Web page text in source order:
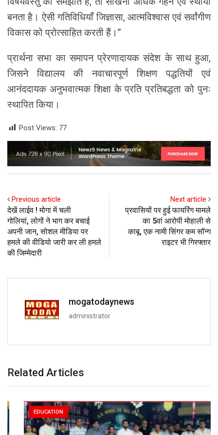
बनता है। ऐसी गतिविधियाँ जिज्ञासा, आत्मविश्वास एवं सर्वांगीण
विकास को प्रोत्साहित करती हैं।”
प्रार्थना सभा का समापन प्रेरणादायक संदेश के साथ हुआ,
जिसने विद्यालय की नवाचारपूर्ण शिक्षण पद्धतियों एवं
आनंददायक अनुभवात्मक शिक्षा के प्रति प्रतिबद्धता को पुनः
स्थापित किया।
Post Views: 77
Previous article
देखें लाईव ! मोगा में चली
गोलियां, लोगों ने भाग कर बचाई
अपनी जान, सोशल मीडिया पर
हमले की वीडियो जारी कर ली हमले
की जिम्मेदारी
Next article
प्रवासियों पर हुई फायरिंग मामले
का 5वां आरोपी मोहाली से
काबू, एक नामी सिंगर कम सॉन्ग
राइटर भी गिरफ्तार
mogatodaynews
administrator
Related Articles
EDUCATION